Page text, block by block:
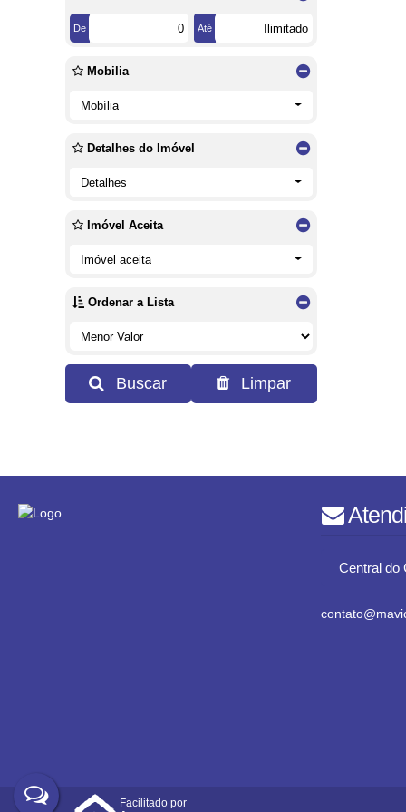
De Até
Mobilia
Mobília
Detalhes do Imóvel
Detalhes
Imóvel Aceita
Imóvel aceita
Ordenar a Lista
Buscar Limpar
Central do